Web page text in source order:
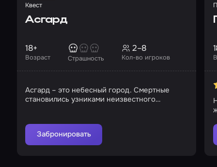
Квест
Асгард
Возраст
18+
Страшность Кол-во игроков
2–8
Асгард – это небесный город. Смертные
становились узниками неизвестного
Забронировать